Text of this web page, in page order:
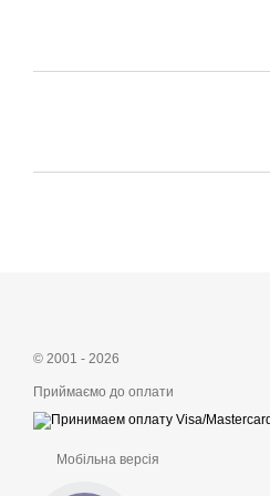
© 2001 - 2026
Приймаємо до оплати
Мобільна версія